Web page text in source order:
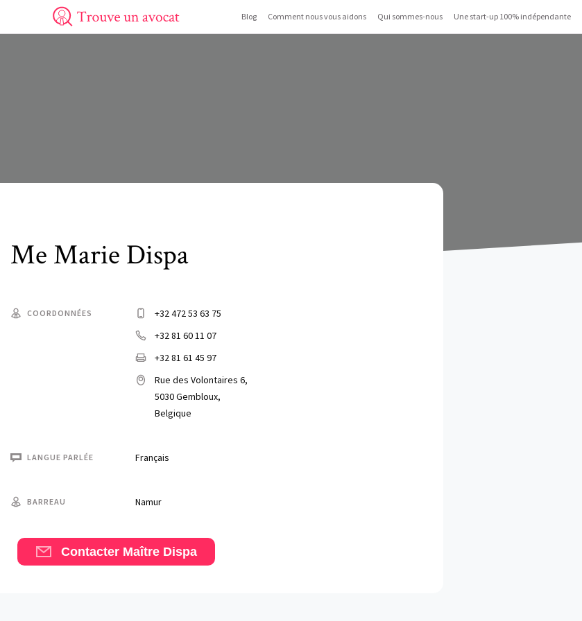
Trouve un avocat
Blog Comment nous vous aidons Qui sommes-nous Une start-up 100% indépendante
Me Marie Dispa
COORDONNÉES
+32 472 53 63 75
+32 81 60 11 07
+32 81 61 45 97
Rue des Volontaires 6,
5030 Gembloux,
Belgique
LANGUE PARLÉE Français
BARREAU Namur
Contacter Maître Dispa